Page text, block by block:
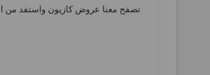
تصفح معنا عروض كازيون واستفد